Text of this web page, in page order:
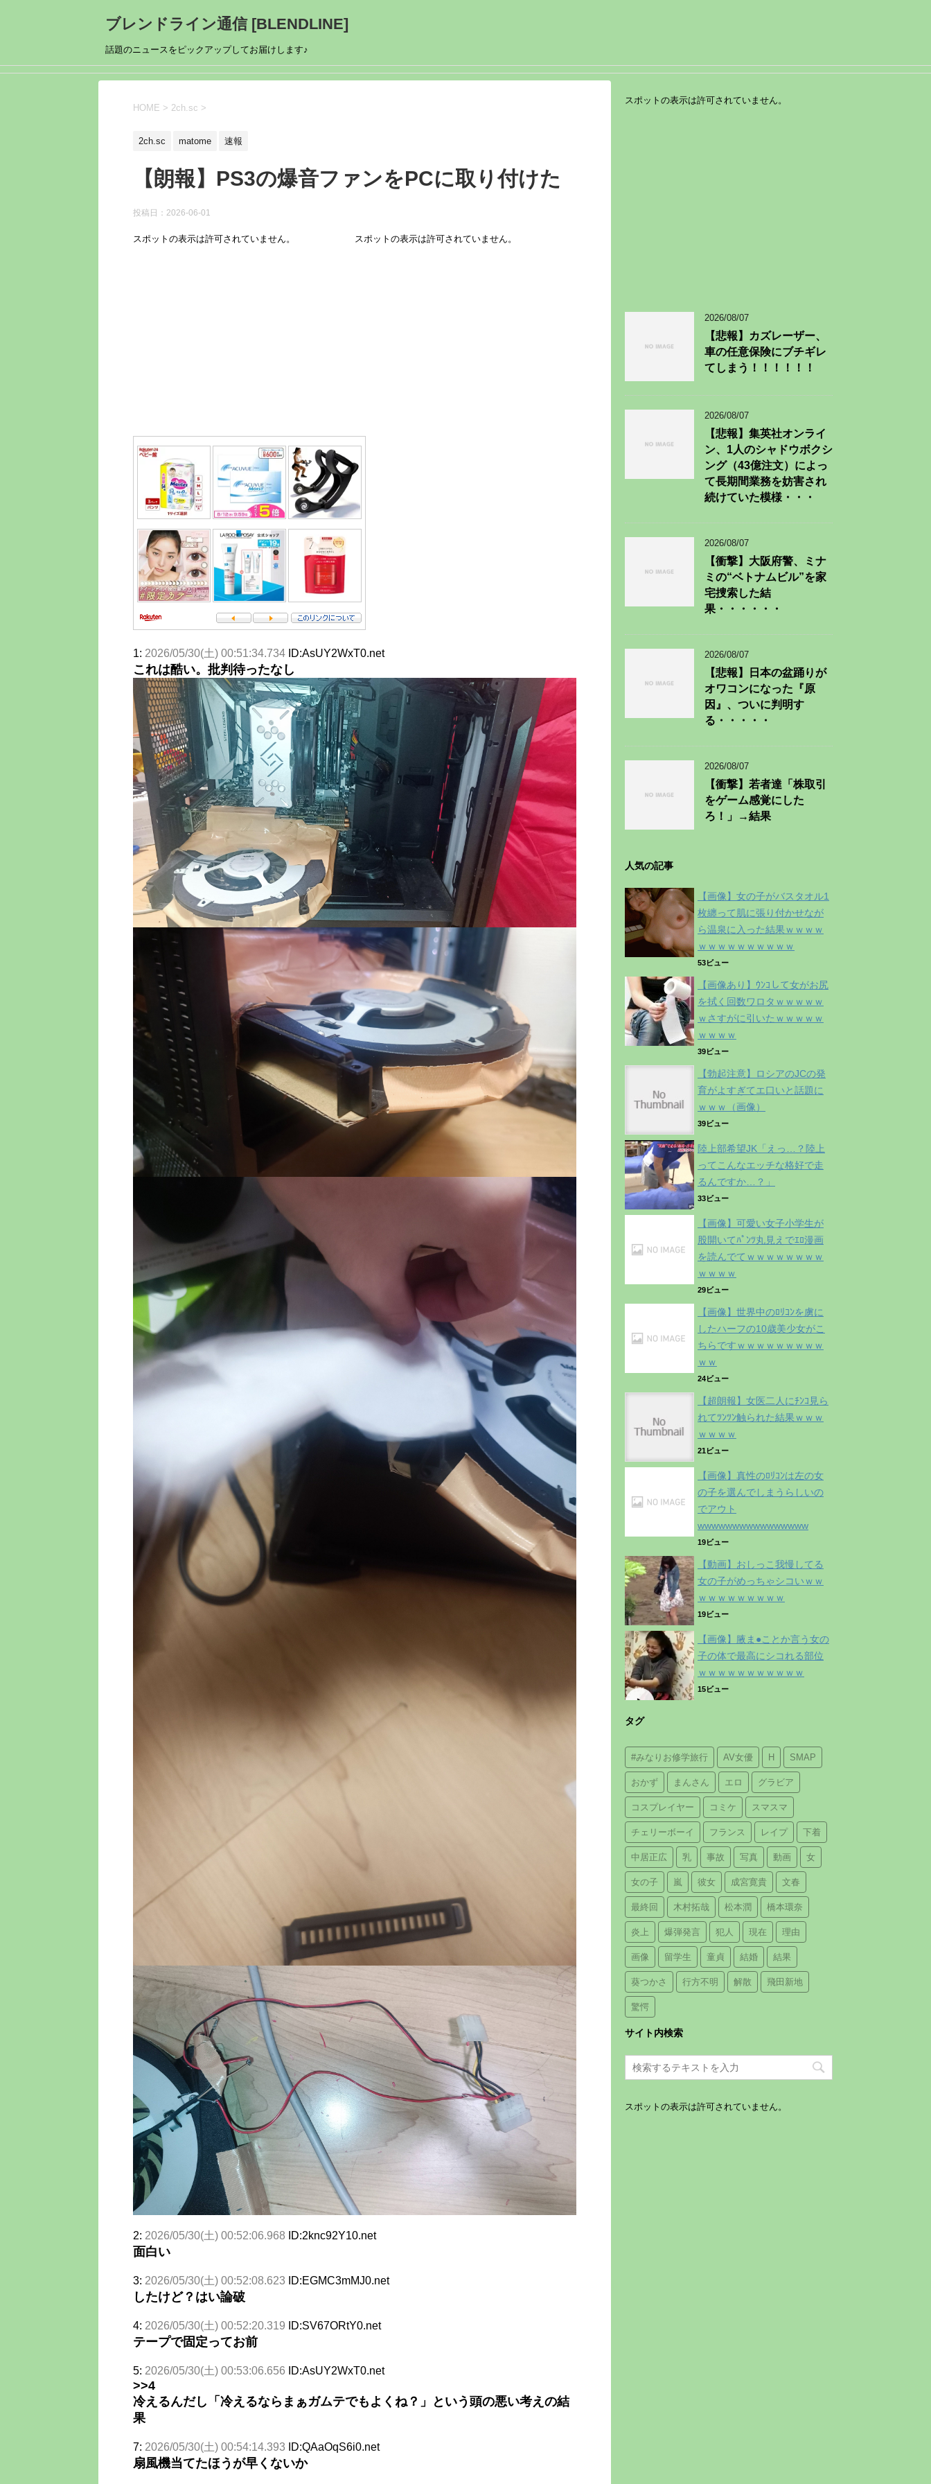
ブレンドライン通信 [BLENDLINE]
話題のニュースをピックアップしてお届けします♪
HOME > 2ch.sc >
2ch.sc matome 速報
【朗報】PS3の爆音ファンをPCに取り付けた
投稿日： 2026-06-01
1: 2026/05/30(土) 00:51:34.734 ID:AsUY2WxT0.net
これは酷い。批判待ったなし
2: 2026/05/30(土) 00:52:06.968 ID:2knc92Y10.net
面白い
3: 2026/05/30(土) 00:52:08.623 ID:EGMC3mMJ0.net
したけど？はい論破
4: 2026/05/30(土) 00:52:20.319 ID:SV67ORtY0.net
テープで固定ってお前
5: 2026/05/30(土) 00:53:06.656 ID:AsUY2WxT0.net
>>4
冷えるんだし「冷えるならまぁガムテでもよくね？」という頭の悪い考えの結
果
7: 2026/05/30(土) 00:54:14.393 ID:QAaOqS6i0.net
扇風機当てたほうが早くないか
2026/08/07
【悲報】カズレーザー、
車の任意保険にブチギレ
てしまう！！！！！！
2026/08/07
【悲報】集英社オンライ
ン、1人のシャドウボクシ
ング（43億注文）によっ
て長期間業務を妨害され
続けていた模様・・・
2026/08/07
【衝撃】大阪府警、ミナ
ミの“ベトナムビル”を家
宅捜索した結
果・・・・・・
2026/08/07
【悲報】日本の盆踊りが
オワコンになった『原
因』、ついに判明す
る・・・・・
2026/08/07
【衝撃】若者達「株取引
をゲーム感覚にした
ろ！」→結果
人気の記事
【画像】女の子がバスタオル1
枚纏って肌に張り付かせなが
ら温泉に入った結果ｗｗｗｗ
ｗｗｗｗｗｗｗｗｗｗ
53ビュー
【画像あり】ｳﾝｺして女がお尻
を拭く回数ワロタｗｗｗｗｗ
ｗさすがに引いたｗｗｗｗｗ
ｗｗｗｗ
39ビュー
【勃起注意】ロシアのJCの発
育がよすぎてエ口いと話題に
ｗｗｗ（画像）
39ビュー
陸上部希望JK「えっ…？陸上
ってこんなエッチな格好で走
るんですか…？」
33ビュー
【画像】可愛い女子小学生が
股開いてﾊﾟﾝﾂ丸見えでｴﾛ漫画
を読んでてｗｗｗｗｗｗｗｗ
ｗｗｗｗ
29ビュー
【画像】世界中のﾛﾘｺﾝを虜に
したハーフの10歳美少女がこ
ちらですｗｗｗｗｗｗｗｗｗ
ｗｗ
24ビュー
【超朗報】女医二人にﾁﾝｺ見ら
れてﾂﾝﾂﾝ触られた結果ｗｗｗ
ｗｗｗｗ
21ビュー
【画像】真性のﾛﾘｺﾝは左の女
の子を選んでしまうらしいの
でアウト
wwwwwwwwwwwwwwww
19ビュー
【動画】おしっこ我慢してる
女の子がめっちゃシコいｗｗ
ｗｗｗｗｗｗｗｗｗ
19ビュー
【画像】腋ま●ことか言う女の
子の体で最高にシコれる部位
ｗｗｗｗｗｗｗｗｗｗｗ
15ビュー
タグ
#みなりお修学旅行 AV女優 H SMAP
おかず まんさん エロ グラビア
コスプレイヤー コミケ スマスマ
チェリーボーイ フランス レイプ 下着
中居正広 乳 事故 写真 動画 女
女の子 嵐 彼女 成宮寛貴 文春
最終回 木村拓哉 松本潤 橋本環奈
炎上 爆弾発言 犯人 現在 理由
画像 留学生 童貞 結婚 結果
葵つかさ 行方不明 解散 飛田新地
驚愕
サイト内検索